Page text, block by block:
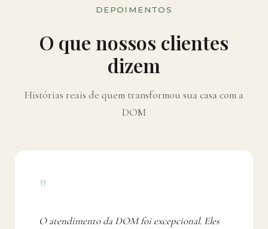
DEPOIMENTOS
O que nossos clientes
dizem
Histórias reais de quem transformou sua casa com a
DOM
"
O atendimento da DOM foi excepcional. Eles